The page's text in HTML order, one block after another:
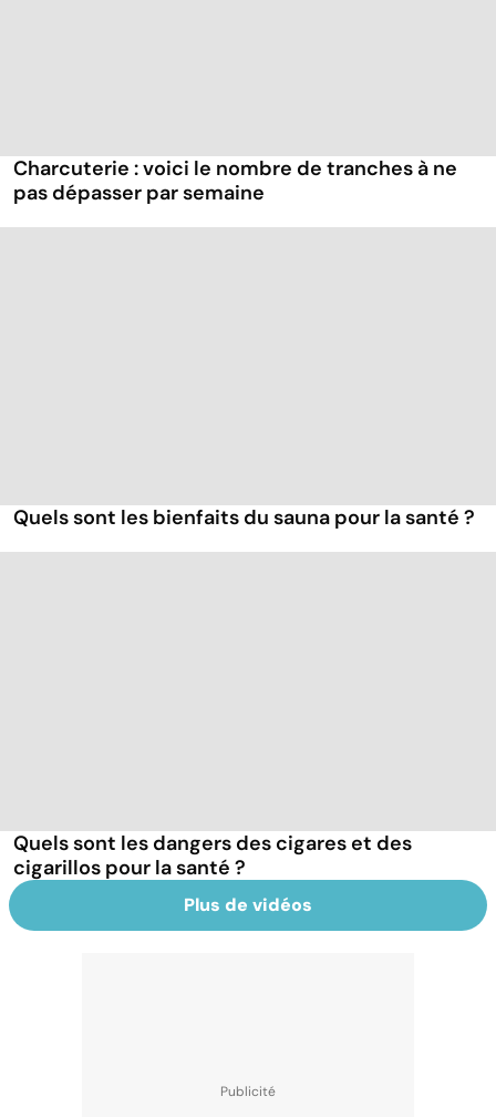
Charcuterie : voici le nombre de tranches à ne
pas dépasser par semaine
Quels sont les bienfaits du sauna pour la santé ?
Quels sont les dangers des cigares et des
cigarillos pour la santé ?
Plus de vidéos